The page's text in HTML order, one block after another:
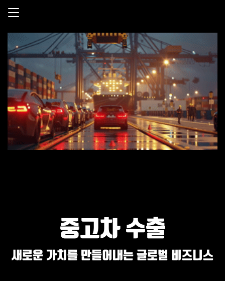
중고차 수출
새로운 가치를 만들어내는 글로벌 비즈니스